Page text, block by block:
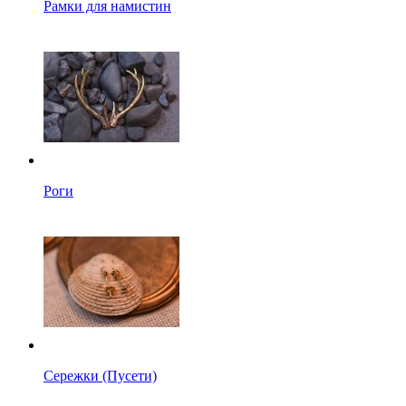
Рамки для намистин
Роги
Сережки (Пусети)